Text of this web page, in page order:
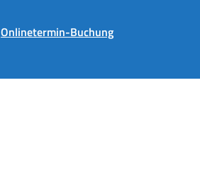
Onlinetermin-Buchung